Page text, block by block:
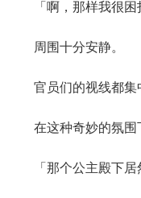
「啊，那样我很困
周围十分安静。
官员们的视线都集
在这种奇妙的氛围
「那个公主殿下居